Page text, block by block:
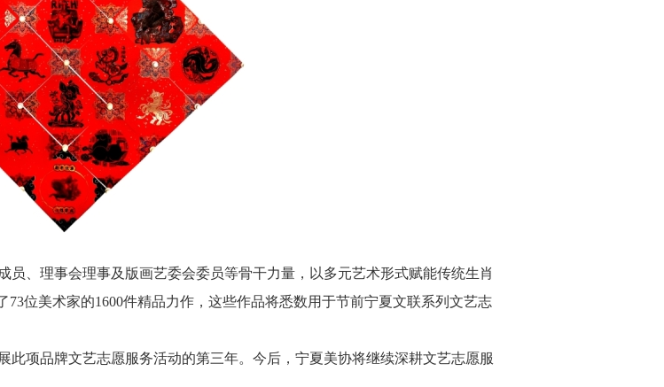
、理事会理事及版画艺委会委员等骨干力量，以多元艺术形式赋能传统生肖
位美术家的1600件精品力作，这些作品将悉数用于节前宁夏文联系列文艺志
项品牌文艺志愿服务活动的第三年。今后，宁夏美协将继续深耕文艺志愿服